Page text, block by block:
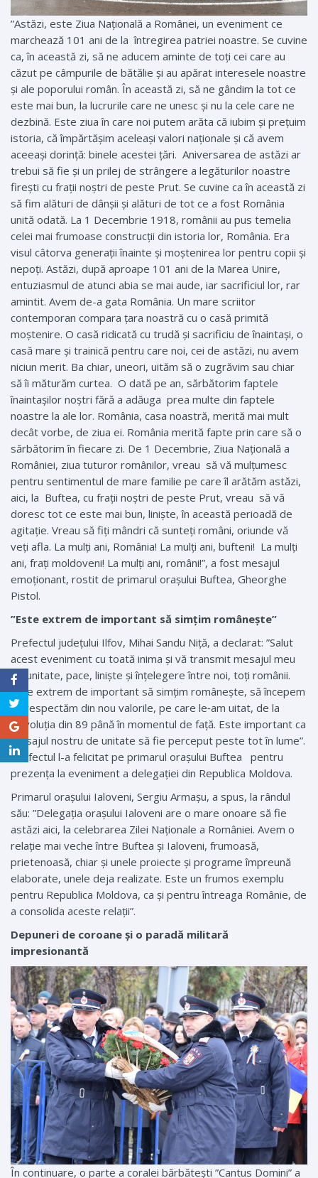
”Astăzi, este Ziua Națională a Românei, un eveniment ce
marchează 101 ani de la întregirea patriei noastre. Se cuvine
ca, în această zi, să ne aducem aminte de toți cei care au
căzut pe câmpurile de bătălie și au apărat interesele noastre
și ale poporului român. În această zi, să ne gândim la tot ce
este mai bun, la lucrurile care ne unesc și nu la cele care ne
dezbină. Este ziua în care noi putem arăta că iubim și prețuim
istoria, că împărtășim aceleași valori naționale și că avem
aceeași dorință: binele acestei țări. Aniversarea de astăzi ar
trebui să fie și un prilej de strângere a legăturilor noastre
firești cu frații noștri de peste Prut. Se cuvine ca în această zi
să fim alături de dânșii și alături de tot ce a fost România
unită odată. La 1 Decembrie 1918, românii au pus temelia
celei mai frumoase construcții din istoria lor, România. Era
visul câtorva generații înainte și moștenirea lor pentru copii și
nepoți. Astăzi, după aproape 101 ani de la Marea Unire,
entuziasmul de atunci abia se mai aude, iar sacrificiul lor, rar
amintit. Avem de-a gata România. Un mare scriitor
contemporan compara țara noastră cu o casă primită
moștenire. O casă ridicată cu trudă și sacrificiu de înaintași, o
casă mare și trainică pentru care noi, cei de astăzi, nu avem
niciun merit. Ba chiar, uneori, uităm să o zugrăvim sau chiar
să îi măturăm curtea. O dată pe an, sărbătorim faptele
înaintașilor noștri fără a adăuga prea multe din faptele
noastre la ale lor. România, casa noastră, merită mai mult
decât vorbe, de ziua ei. România merită fapte prin care să o
sărbătorim în fiecare zi. De 1 Decembrie, Ziua Națională a
României, ziua tuturor românilor, vreau să vă mulțumesc
pentru sentimentul de mare familie pe care îl arătăm astăzi,
aici, la Buftea, cu frații noștri de peste Prut, vreau să vă
doresc tot ce este mai bun, liniște, în această perioadă de
agitație. Vreau să fiți mândri că sunteți români, oriunde vă
veți afla. La mulți ani, România! La mulți ani, bufteni! La mulți
ani, frați moldoveni! La mulți ani, români!”, a fost mesajul
emoționant, rostit de primarul orașului Buftea, Gheorghe
Pistol.
”Este extrem de important să simțim românește”
Prefectul județului Ilfov, Mihai Sandu Niță, a declarat: ”Salut
acest eveniment cu toată inima și vă transmit mesajul meu
de unitate, pace, liniște și înțelegere între noi, toți românii.
Este extrem de important să simțim românește, să începem
să respectăm din nou valorile, pe care le‑am uitat, de la
Revoluția din 89 până în momentul de față. Este important ca
mesajul nostru de unitate să fie perceput peste tot în lume”.
Prefectul l-a felicitat pe primarul orașului Buftea pentru
prezența la eveniment a delegației din Republica Moldova.
Primarul orașului Ialoveni, Sergiu Armașu, a spus, la rândul
său: ”Delegația orașului Ialoveni are o mare onoare să fie
astăzi aici, la celebrarea Zilei Naționale a României. Avem o
relație mai veche între Buftea și Ialoveni, frumoasă,
prietenoasă, chiar și unele proiecte și programe împreună
elaborate, unele deja realizate. Este un frumos exemplu
pentru Republica Moldova, ca și pentru întreaga Românie, de
a consolida aceste relații”.
Depuneri de coroane și o paradă militară
impresionantă
În continuare, o parte a coralei bărbătești ”Cantus Domini” a